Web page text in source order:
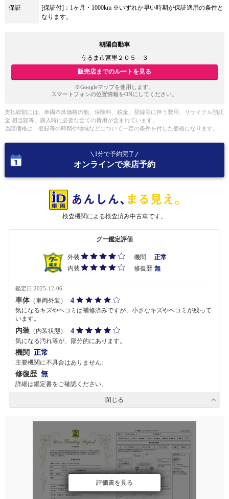
保証
[保証付]：1ヶ月・1000km ※いずれか早い時期が保証適用の条件と
なります。
朝陽自動車
うるま市宮里２０５－３
販売店までのルートを見る
※Googleマップを使用します。
スマートフォンの位置情報をONにしてください。
支払総額には、車両本体価格の他、保険料、税金、登録等に伴う費用、リサイクル預託
金 相当額等、購入時に必要な全ての費用が含まれています。
当該価格は、登録等の時期や地域などについて一定の条件を付した価格になります。
1分で予約完了
オンラインで来店予約
検査機関による検査済み中古車です。
グー鑑定評価
外装 機関
正常
内装
修復歴 無
鑑定日 2025-12-06
車体（車両外装） 4
気になるキズやヘコミは補修済みですが、小さなキズやヘコミが残って
います。
内装 （内装状態） 4
気になる汚れ等が、部分的にあります。
機関 正常
主要機関に不具合はありません。
修復歴 無
詳細は鑑定書をご確認ください。
閉じる
評価書を見る